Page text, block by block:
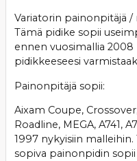
Variatorin painonpitäjä
Tämä pidike sopii
ennen vuosimallia 2008
pidikkeeseesi
Painonpitäjä sopii:
Aixam Coupe,
Roadline, MEGA, A741,
1997 nykyisiin
sopiva painonpidin